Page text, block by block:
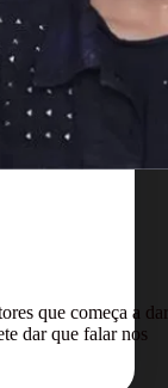
que começa a dar
dar que falar nos